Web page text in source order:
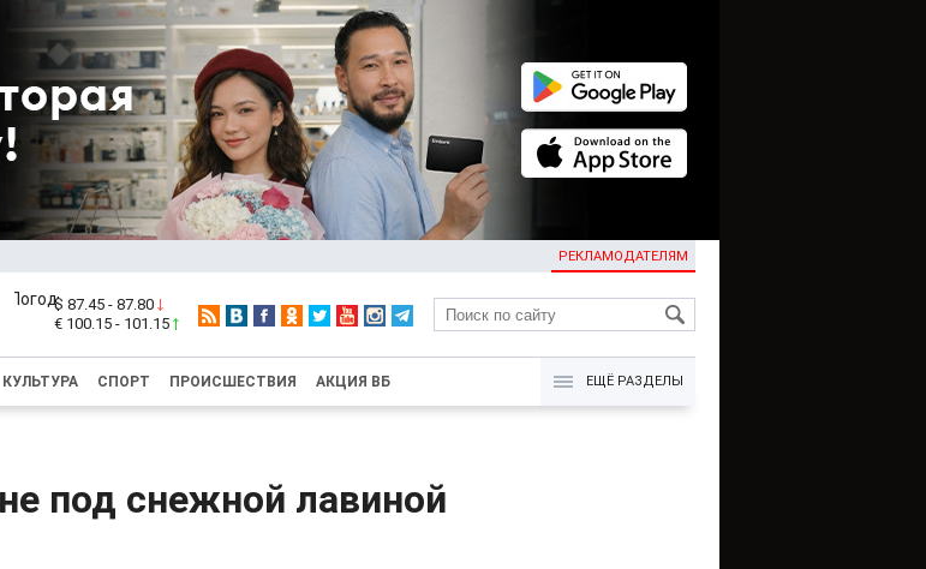
РЕКЛАМОДАТЕЛЯМ
KG
$ 87.45 - 87.80
€ 100.15 - 101.15
КУЛЬТУРА СПОРТ ПРОИСШЕСТВИЯ АКЦИЯ ВБ ЕЩЁ РАЗДЕЛЫ
под снежной лавиной